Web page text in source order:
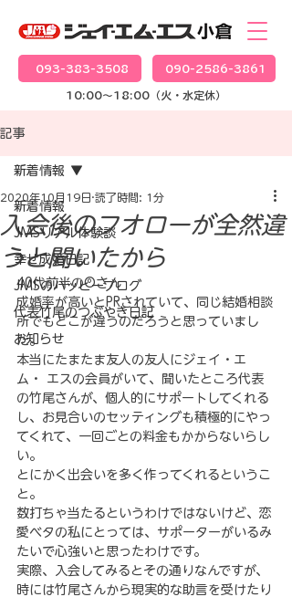
093-383-3508 090-2586-3861
10:00～18:00（火・水定休）
記事
新着情報
JMSリアル体験談
幸せ成婚日記
JMSのハッピーブログ
代表竹尾のつぶやき日記
お知らせ
新着情報
入会後のフオローが全然違
うと聞いたから
2020年10月19日 読了時間: 1分
40代前半のOさん
成婚率が高いとPRされていて、同じ結婚相談
所でもどこが違うのだろうと思っていまし
た。
本当にたまたま友人の友人にジェイ・エ
ム・ エスの会員がいて、聞いたところ代表
の竹尾さんが、個人的にサポートしてくれる
し、お見合いのセッティングも積極的にやっ
てくれて、一回ごとの料金もかからないらし
い。
とにかく出会いを多く作ってくれるというこ
と。
数打ちゃ当たるというわけではないけど、恋
愛べタの私にとっては、サポーターがいるみ
たいで心強いと思ったわけです。
実際、入会してみるとその通りなんですが、
時には竹尾さんから現実的な助言を受けたり